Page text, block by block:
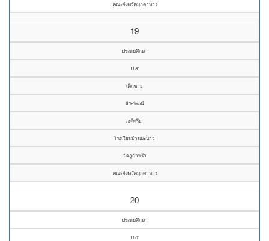
คณะจังหวัดมุกดาหาร
19
ประถมศึกษา
ป.๕
เด็กชาย
ธีระพัฒน์
วงค์ศรียา
โรงเรียนบ้านมะนาว
วัดภูกำพร้า
คณะจังหวัดมุกดาหาร
20
ประถมศึกษา
ป.๕